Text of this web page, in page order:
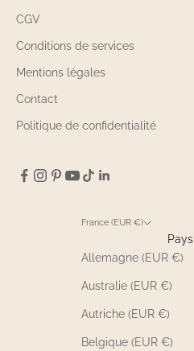
CGV
Conditions de services
Mentions légales
Contact
Politique de confidentialité
France (EUR €)
Pays
Allemagne (EUR €)
Australie (EUR €)
Autriche (EUR €)
Belgique (EUR €)